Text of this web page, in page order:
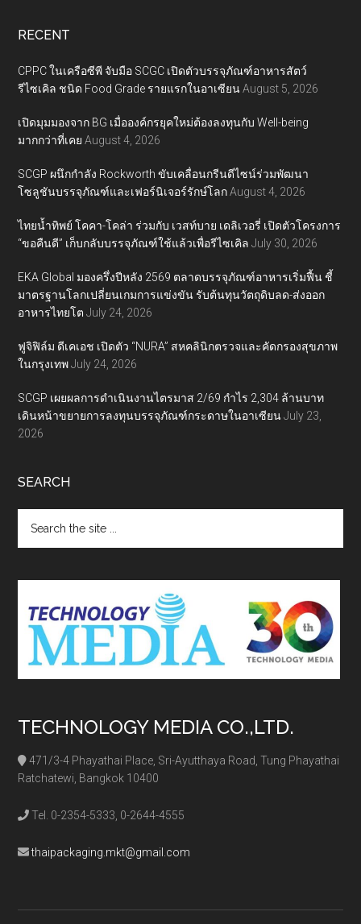
RECENT
CPPC ในเครือซีพี จับมือ SCGC เปิดตัวบรรจุภัณฑ์อาหารสัตว์
รีไซเคิล ชนิด Food Grade รายแรกในอาเซียน August 5, 2026
เปิดมุมมองจาก BG เมื่อองค์กรยุคใหม่ต้องลงทุนกับ Well-being
มากกว่าที่เคย August 4, 2026
SCGP ผนึกกำลัง Rockworth ขับเคลื่อนกรีนดีไซน์ร่วมพัฒนา
โซลูชันบรรจุภัณฑ์และเฟอร์นิเจอร์รักษ์โลก August 4, 2026
ไทยน้ำทิพย์ โคคา-โคล่า ร่วมกับ เวสท์บาย เดลิเวอรี่ เปิดตัวโครงการ
“ขอคืนดี” เก็บกลับบรรจุภัณฑ์ใช้แล้วเพื่อรีไซเคิล July 30, 2026
EKA Global มองครึ่งปีหลัง 2569 ตลาดบรรจุภัณฑ์อาหารเริ่มฟื้น ชี้
มาตรฐานโลกเปลี่ยนเกมการแข่งขัน รับต้นทุนวัตถุดิบลด-ส่งออก
อาหารไทยโต July 24, 2026
ฟูจิฟิล์ม ดีเคเอช เปิดตัว “NURA” สหคลินิกตรวจและคัดกรองสุขภาพ
ในกรุงเทพ July 24, 2026
SCGP เผยผลการดำเนินงานไตรมาส 2/69 กำไร 2,304 ล้านบาท
เดินหน้าขยายการลงทุนบรรจุภัณฑ์กระดาษในอาเซียน July 23,
2026
SEARCH
the
TECHNOLOGY MEDIA CO.,LTD.
471/3-4 Phayathai Place, Sri-Ayutthaya Road, Tung Phayathai
Ratchatewi, Bangkok 10400
Tel. 0-2354-5333, 0-2644-4555
thaipackaging.mkt@gmail.com